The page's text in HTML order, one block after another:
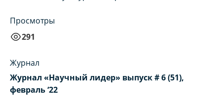
Просмотры
291
Журнал
Журнал «Научный лидер» выпуск # 6 (51),
февраль ‘22